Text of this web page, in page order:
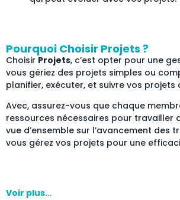
Pourquoi Choisir Projets ?
Choisir Projets, c’est opter pour une
vous gériez des projets simples ou
planifier, exécuter, et suivre vos projets
Avec, assurez-vous que chaque
ressources nécessaires pour
vue d’ensemble sur l’avancement
vous gérez vos projets pour une
Voir plus…